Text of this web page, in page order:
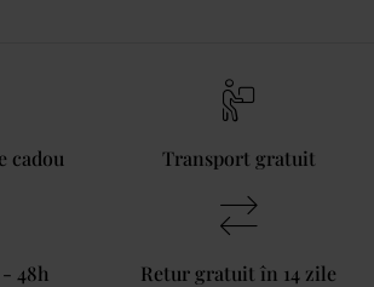
cadou Transport gratuit
48h Retur gratuit în 14 zile